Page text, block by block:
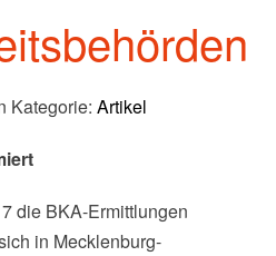
Kategorie: Artikel
die BKA-Ermittlungen
in Mecklenburg-